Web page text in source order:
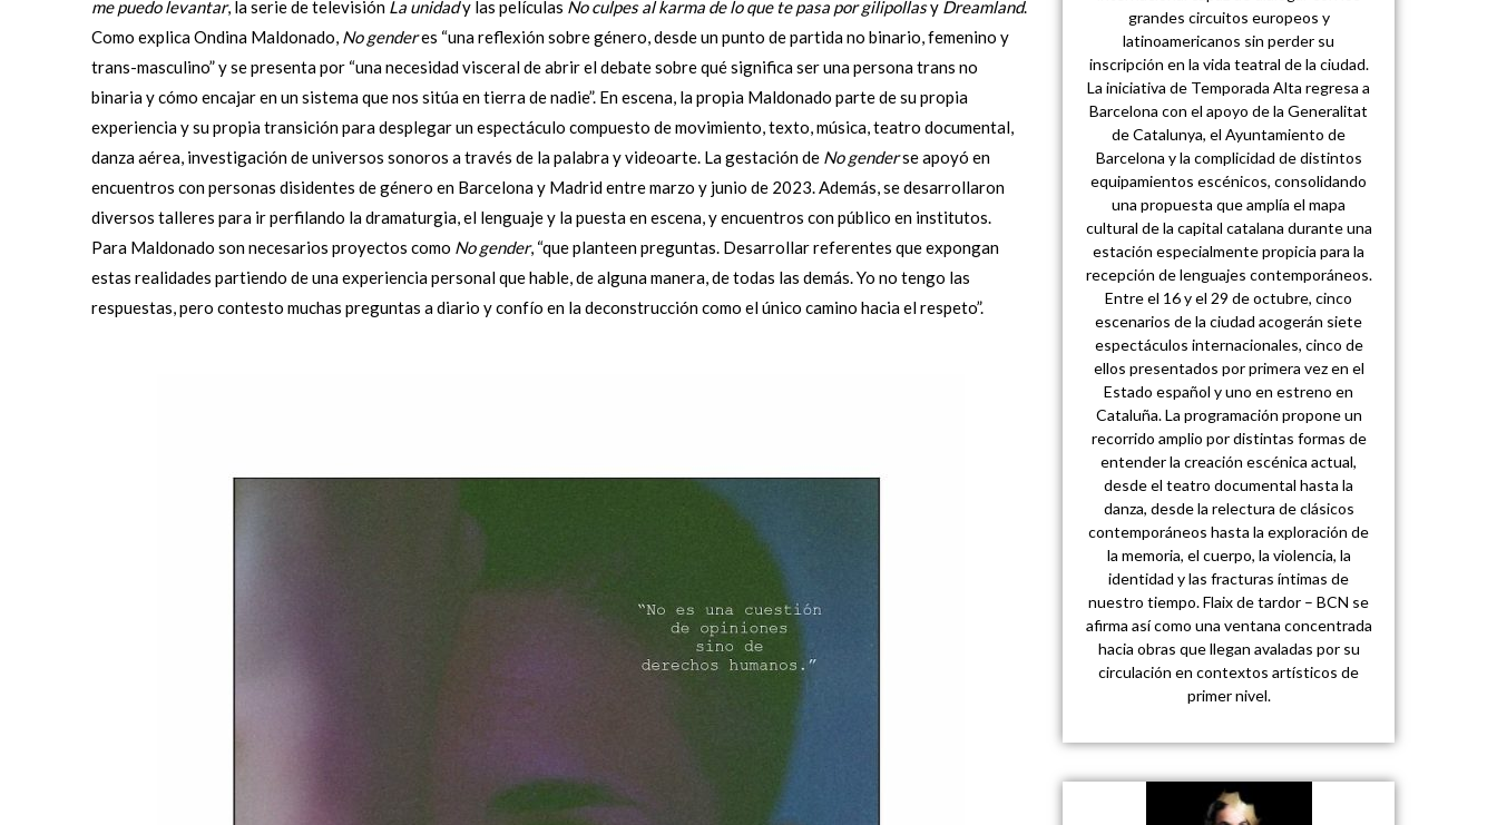
me puedo levantar, la serie de televisión La unidady las películas No culpes al karma de lo que te pasa por gilipollasy Dreamland.
Como explica Ondina Maldonado, No genderes “una reflexión sobre género, desde un punto de partida no binario, femenino y
trans-masculino” y se presenta por “una necesidad visceral de abrir el debate sobre qué significa ser una persona trans no
binaria y cómo encajar en un sistema que nos sitúa en tierra de nadie”. En escena, la propia Maldonado parte de su propia
experiencia y su propia transición para desplegar un espectáculo compuesto de movimiento, texto, música, teatro documental,
danza aérea, investigación de universos sonoros a través de la palabra y videoarte. La gestación de No genderse apoyó en
encuentros con personas disidentes de género en Barcelona y Madrid entre marzo y junio de 2023. Además, se desarrollaron
diversos talleres para ir perfilando la dramaturgia, el lenguaje y la puesta en escena, y encuentros con público en institutos.
Para Maldonado son necesarios proyectos como No gender, “que planteen preguntas. Desarrollar referentes que expongan
estas realidades partiendo de una experiencia personal que hable, de alguna manera, de todas las demás. Yo no tengo las
respuestas, pero contesto muchas preguntas a diario y confío en la deconstrucción como el único camino hacia el respeto”.
grandes circuitos europeos y
latinoamericanos sin perder su
inscripción en la vida teatral de la ciudad.
La iniciativa de Temporada Alta regresa a
Barcelona con el apoyo de la Generalitat
de Catalunya, el Ayuntamiento de
Barcelona y la complicidad de distintos
equipamientos escénicos, consolidando
una propuesta que amplía el mapa
cultural de la capital catalana durante una
estación especialmente propicia para la
recepción de lenguajes contemporáneos.
Entre el 16 y el 29 de octubre, cinco
escenarios de la ciudad acogerán siete
espectáculos internacionales, cinco de
ellos presentados por primera vez en el
Estado español y uno en estreno en
Cataluña. La programación propone un
recorrido amplio por distintas formas de
entender la creación escénica actual,
desde el teatro documental hasta la
danza, desde la relectura de clásicos
contemporáneos hasta la exploración de
la memoria, el cuerpo, la violencia, la
identidad y las fracturas íntimas de
nuestro tiempo. Flaix de tardor – BCN se
afirma así como una ventana concentrada
hacia obras que llegan avaladas por su
circulación en contextos artísticos de
primer nivel.